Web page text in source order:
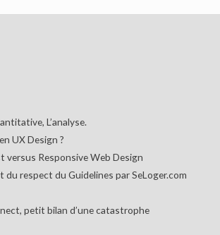
L’analyse.
UX Design ?
versus Responsive Web Design
du respect du Guidelines par SeLoger.com
petit bilan d’une catastrophe